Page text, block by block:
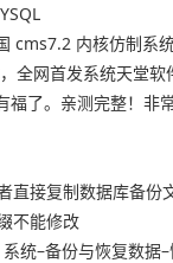
cms7.2 内核仿制系
全网首发系统天堂
福了。亲测完整！非
直接复制数据库备
不能修改
统–备份与恢复数据